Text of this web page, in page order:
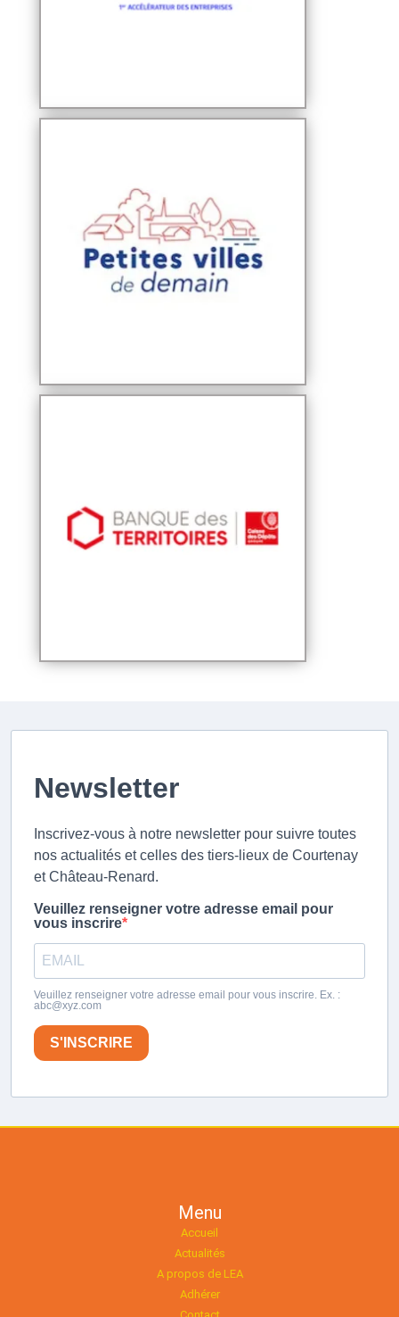
Newsletter
Inscrivez-vous à notre newsletter pour suivre toutes
nos actualités et celles des tiers-lieux de Courtenay
et Château-Renard.
Veuillez renseigner votre adresse email pour
vous inscrire
Veuillez renseigner votre adresse email pour vous inscrire. Ex. :
abc@xyz.com
S'INSCRIRE
Menu
Accueil
Actualités
A propos de LEA
Adhérer